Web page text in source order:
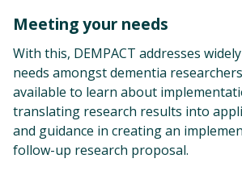
Meeting your needs
With this, DEMPACT addresses
needs amongst dementia
available to learn about
translating research results into
and guidance in creating an
follow-up research proposal.